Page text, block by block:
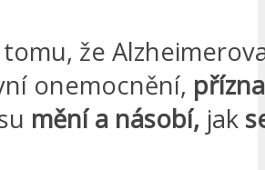
že
onemocnění,
mění a násobí, jak